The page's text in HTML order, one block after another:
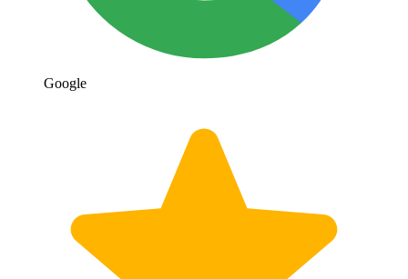
Google